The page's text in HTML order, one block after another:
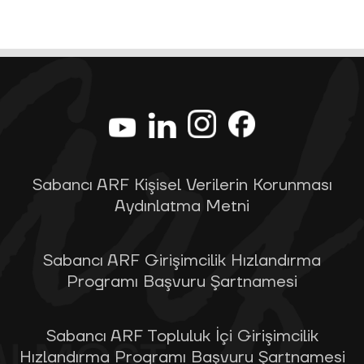
Sabancı ARF Kişisel Verilerin Korunması
Aydınlatma Metni
Sabancı ARF Girişimcilik Hızlandırma
Programı Başvuru Şartnamesi
Sabancı ARF Topluluk İçi Girişimcilik
Hızlandırma Programı Başvuru Şartnamesi